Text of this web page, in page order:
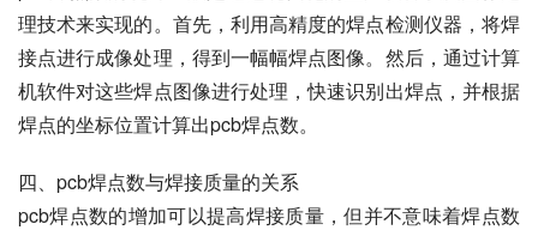
理技术来实现的。首先，利用高精度的焊点检测仪器，将焊
接点进行成像处理，得到一幅幅焊点图像。然后，通过计算
机软件对这些焊点图像进行处理，快速识别出焊点，并根据
焊点的坐标位置计算出pcb焊点数。
四、pcb焊点数与焊接质量的关系
pcb焊点数的增加可以提高焊接质量，但并不意味着焊点数